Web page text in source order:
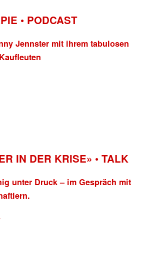
• PODCAST
Jennster mit ihrem tabulosen
IN DER KRISE» • TALK
unter Druck – im Gespräch mit